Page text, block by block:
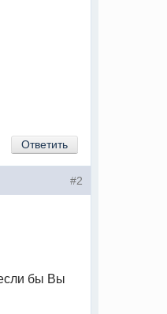
Ответить
#2
бы Вы